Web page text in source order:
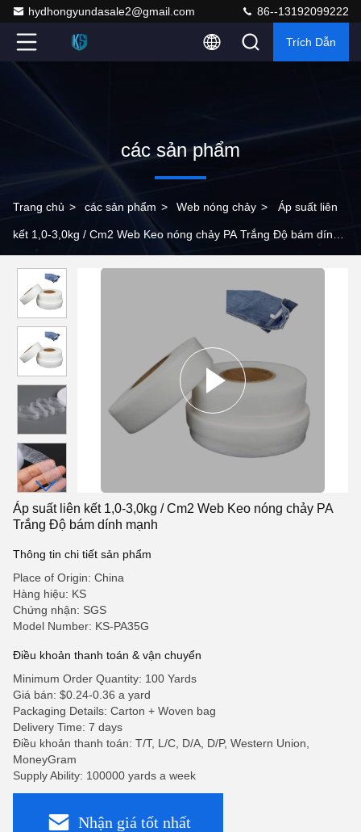
hydhongyundasale2@gmail.com 86--13192099222
Trích Dẫn
các sản phẩm
Trang chủ > các sản phẩm > Web nóng chảy > Áp suất liên
kết 1,0-3,0kg / Cm2 Web Keo nóng chảy PA Trắng Độ bám dính
Áp suất liên kết 1,0-3,0kg / Cm2 Web Keo nóng chảy PA
Trắng Độ bám dính mạnh
Thông tin chi tiết sản phẩm
Place of Origin: China
Hàng hiệu: KS
Chứng nhận: SGS
Model Number: KS-PA35G
Điều khoản thanh toán & vận chuyển
Minimum Order Quantity: 100 Yards
Giá bán: $0.24-0.36 a yard
Packaging Details: Carton + Woven bag
Delivery Time: 7 days
Điều khoản thanh toán: T/T, L/C, D/A, D/P, Western Union,
MoneyGram
Supply Ability: 100000 yards a week
Nhận giá tốt nhất